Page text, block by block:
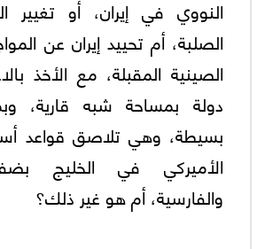
النووي في إيران، أو تغيير
الصلبة، أم تحييد إيران عن
الصينية المقبلة، مع الأخذ
دولة بمساحة شبه قارية،
بسيطة، وهي تلاصق قواعد
الأميركي في الخليج
والفارسية، أم هو غير ذلك؟